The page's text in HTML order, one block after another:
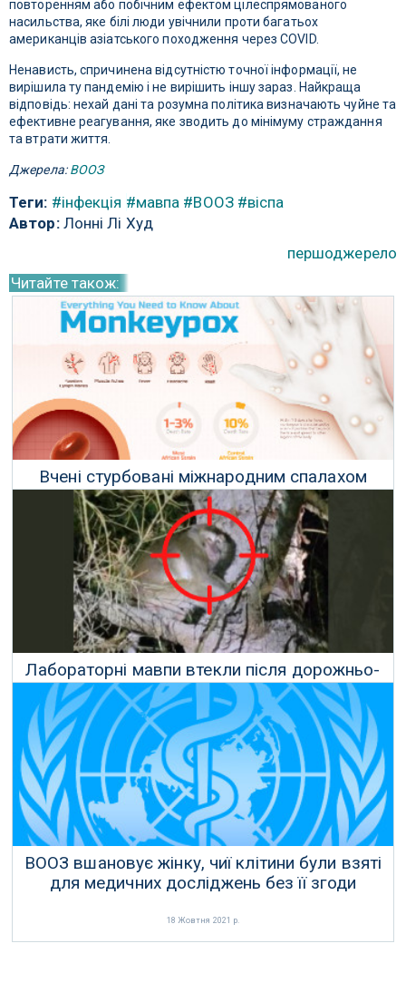
повторенням або побічним ефектом цілеспрямованого
насильства, яке білі люди увічнили проти багатьох
американців азіатського походження через COVID.
Ненависть, спричинена відсутністю точної інформації, не
вирішила ту пандемію і не вирішить іншу зараз. Найкраща
відповідь: нехай дані та розумна політика визначають чуйне та
ефективне реагування, яке зводить до мінімуму страждання
та втрати життя.
Джерела:ВООЗ
Теги: #інфекція #мавпа #ВООЗ #віспа
Автор:Лонні Лі Худ
першоджерело
Читайте також:
Вчені стурбовані міжнародним спалахом
мавпячої віспи
20 Травня 2022 р.
Лабораторні мавпи втекли після дорожньо-
транспортної пригоди у Пенсільванії
24 Січня 2022 р.
ВООЗ вшановує жінку, чиї клітини були взяті
для медичних досліджень без її згоди
18 Жовтня 2021 р.